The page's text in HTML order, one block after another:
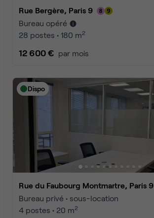
Rue Bergère, Paris 9
Bureau opéré
28 postes • 180 m2
12 600 € par mois
Dispo
Rue du Faubourg Montmartre, Paris 9
Bureau privé • sous-location
4 postes • 20 m2